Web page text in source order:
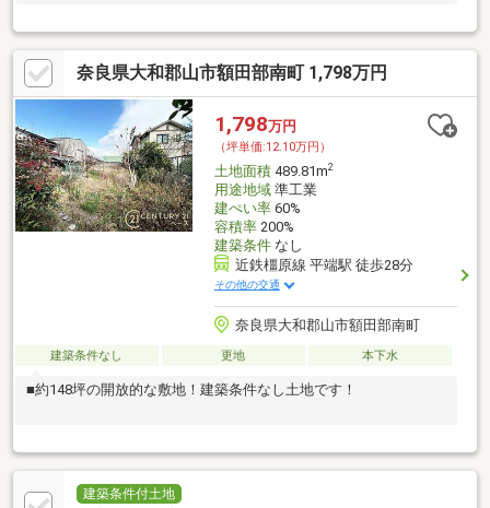
奈良県大和郡山市額田部南町 1,798万円
1,798万円
（坪単価:12.10万円）
土地面積489.81m2
用途地域準工業
建ぺい率60%
容積率200%
建築条件なし
近鉄橿原線 平端駅 徒歩28分
その他の交通
奈良県大和郡山市額田部南町
建築条件なし 更地 本下水
■約148坪の開放的な敷地！建築条件なし土地です！
建築条件付土地